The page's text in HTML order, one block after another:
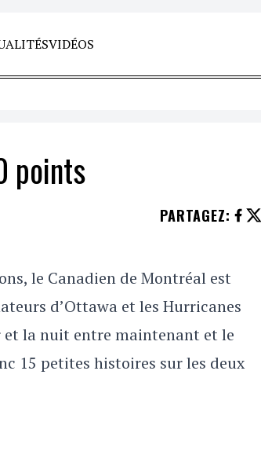
VIDÉOS
points
PARTAGEZ:
le Canadien de Montréal est
d’Ottawa et les Hurricanes
et la nuit entre maintenant et le
15 petites histoires sur les deux